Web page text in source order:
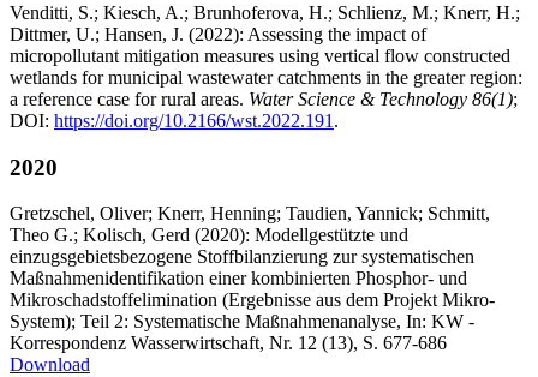
Venditti, S.; Kiesch, A.; Brunhoferova, H.; Schlienz, M.; Knerr, H.;
Dittmer, U.; Hansen, J. (2022): Assessing the impact of
micropollutant mitigation measures using vertical flow constructed
wetlands for municipal wastewater catchments in the greater region:
a reference case for rural areas. Water Science & Technology 86(1);
DOI: https://doi.org/10.2166/wst.2022.191 .
2020
Gretzschel, Oliver; Knerr, Henning; Taudien, Yannick; Schmitt,
Theo G.; Kolisch, Gerd (2020): Modellgestützte und
einzugsgebietsbezogene Stoffbilanzierung zur systematischen
Maßnahmenidentifikation einer kombinierten Phosphor- und
Mikroschadstoffelimination (Ergebnisse aus dem Projekt Mikro-
System); Teil 2: Systematische Maßnahmenanalyse, In: KW -
Korrespondenz Wasserwirtschaft, Nr. 12 (13), S. 677-686
Download